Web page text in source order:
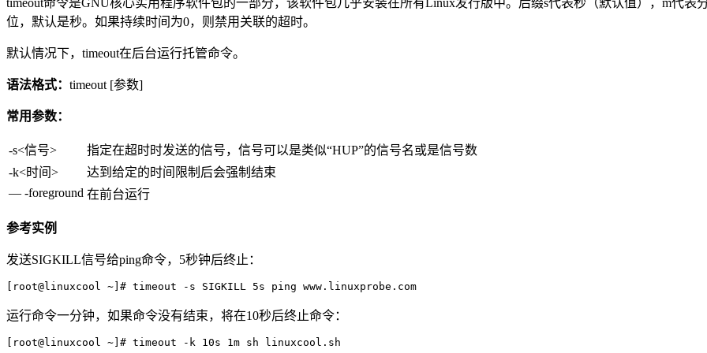
位，默认是秒。如果持续时间为0，则禁用关联的超时。
默认情况下，timeout在后台运行托管命令。
语法格式： timeout [参数]
常用参数：
-s<信号>
指定在超时时发送的信号，信号可以是类似“HUP”的信号名或是信号数
-k<时间>
达到给定的时间限制后会强制结束
— -foreground 在前台运行
参考实例
发送SIGKILL信号给ping命令，5秒钟后终止：
[root@linuxcool ~]# timeout -s SIGKILL 5s ping www.linuxprobe.com
运行命令一分钟，如果命令没有结束，将在10秒后终止命令：
[root@linuxcool ~]# timeout -k 10s 1m sh linuxcool.sh